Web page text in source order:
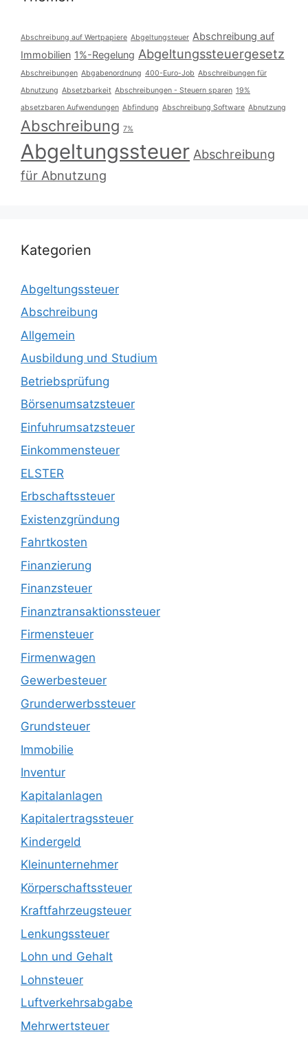
Abschreibung auf Wertpapiere Abgeltungsteuer Abschreibung auf
Immobilien 1%-Regelung Abgeltungssteuergesetz
Abschreibungen Abgabenordnung 400-Euro-Job Abschreibungen für
Abnutzung Absetzbarkeit Abschreibungen - Steuern sparen 19%
absetzbaren Aufwendungen Abfindung Abschreibung Software Abnutzung
Abschreibung 7%
Abgeltungssteuer Abschreibung
für Abnutzung
Kategorien
Abgeltungssteuer
Abschreibung
Allgemein
Ausbildung und Studium
Betriebsprüfung
Börsenumsatzsteuer
Einfuhrumsatzsteuer
Einkommensteuer
ELSTER
Erbschaftssteuer
Existenzgründung
Fahrtkosten
Finanzierung
Finanzsteuer
Finanztransaktionssteuer
Firmensteuer
Firmenwagen
Gewerbesteuer
Grunderwerbssteuer
Grundsteuer
Immobilie
Inventur
Kapitalanlagen
Kapitalertragssteuer
Kindergeld
Kleinunternehmer
Körperschaftssteuer
Kraftfahrzeugsteuer
Lenkungssteuer
Lohn und Gehalt
Lohnsteuer
Luftverkehrsabgabe
Mehrwertsteuer